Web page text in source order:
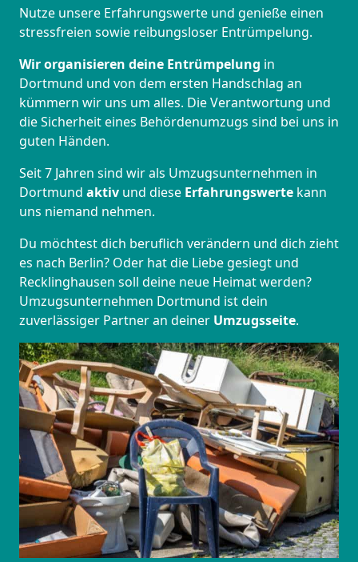
Nutze unsere Erfahrungswerte und genieße einen
stressfreien sowie reibungsloser Entrümpelung.
Wir organisieren deine Entrümpelung in
Dortmund und von dem ersten Handschlag an
kümmern wir uns um alles. Die Verantwortung und
die Sicherheit eines Behördenumzugs sind bei uns in
guten Händen.
Seit 7 Jahren sind wir als Umzugsunternehmen in
Dortmund aktiv und diese Erfahrungswerte kann
uns niemand nehmen.
Du möchtest dich beruflich verändern und dich zieht
es nach Berlin? Oder hat die Liebe gesiegt und
Recklinghausen soll deine neue Heimat werden?
Umzugsunternehmen Dortmund ist dein
zuverlässiger Partner an deiner Umzugsseite.